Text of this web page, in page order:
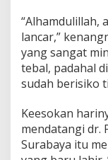
“Alhamdulillah,
lancar,”
yang sangat
tebal, padahal
sudah berisiko
Keesokan
mendatangi dr.
Surabaya itu